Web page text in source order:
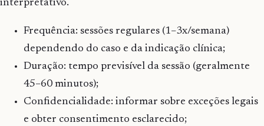
interpretativo.
Frequência: sessões regulares (1–3x/semana)
dependendo do caso e da indicação clínica;
Duração: tempo previsível da sessão (geralmente
45–60 minutos);
Confidencialidade: informar sobre exceções legais
e obter consentimento esclarecido;